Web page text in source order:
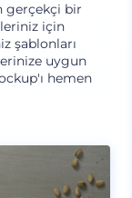
gerçekçi bir
için
şablonları
uygun
hemen